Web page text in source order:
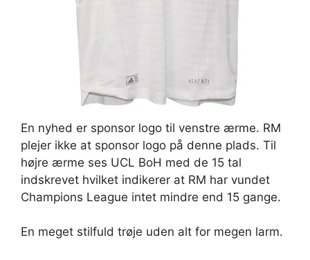
En nyhed er sponsor logo til venstre ærme. RM
plejer ikke at sponsor logo på denne plads. Til
højre ærme ses UCL BoH med de 15 tal
indskrevet hvilket indikerer at RM har vundet
Champions League intet mindre end 15 gange.
En meget stilfuld trøje uden alt for megen larm.